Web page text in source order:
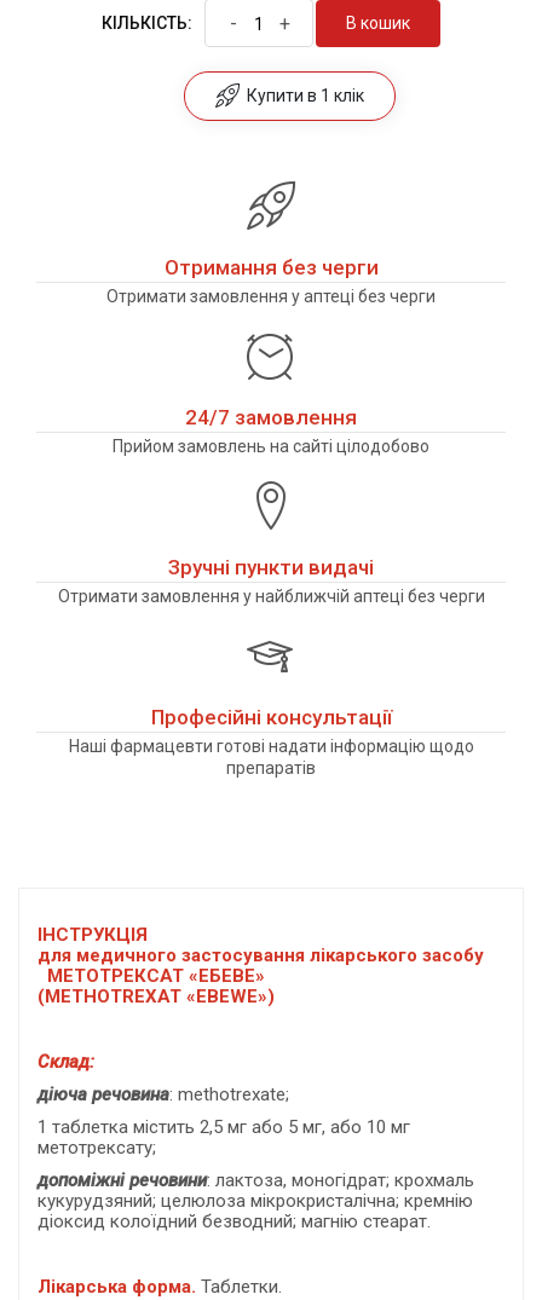
КІЛЬКІСТЬ: - + В кошик
Купити в 1 клік
Отримання без черги
Отримати замовлення у аптеці без черги
24/7 замовлення
Прийом замовлень на сайті цілодобово
Зручні пункти видачі
Отримати замовлення у найближчій аптеці без черги
Професійні консультації
Наші фармацевти готові надати інформацію щодо
препаратів
ІНСТРУКЦІЯ
для медичного застосування лікарського засобу
МЕТОТРЕКСАТ «ЕБЕВЕ»
(METHOTREXAT «EBEWE»)
Склад:
діюча речовина: methotrexate;
1 таблетка містить 2,5 мг або 5 мг, або 10 мг
метотрексату;
допоміжні речовини: лактоза, моногідрат; крохмаль
кукурудзяний; целюлоза мікрокристалічна; кремнію
діоксид колоїдний безводний; магнію стеарат.
Лікарська форма. Таблетки.